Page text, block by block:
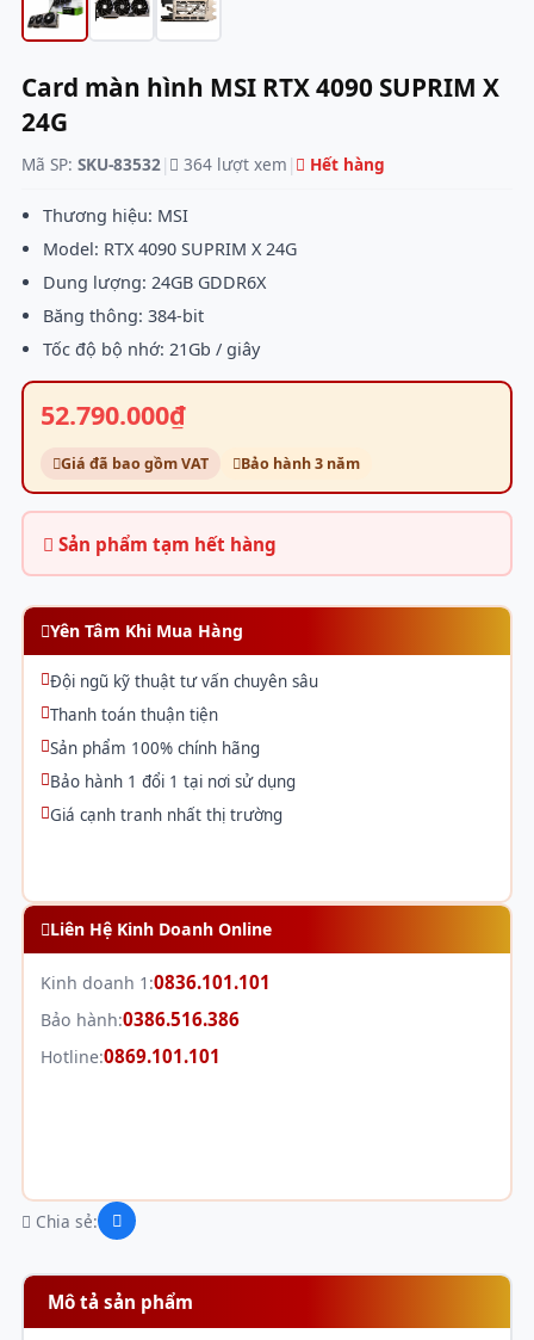
Card màn hình MSI RTX 4090 SUPRIM X
24G
Mã SP: SKU-83532| 364 lượt xem | Hết hàng
Thương hiệu: MSI
Model: RTX 4090 SUPRIM X 24G
Dung lượng: 24GB GDDR6X
Băng thông: 384-bit
Tốc độ bộ nhớ: 21Gb / giây
52.790.000₫
Giá đã bao gồm VAT Bảo hành 3 năm
Sản phẩm tạm hết hàng
Yên Tâm Khi Mua Hàng
Đội ngũ kỹ thuật tư vấn chuyên sâu
Thanh toán thuận tiện
Sản phẩm 100% chính hãng
Bảo hành 1 đổi 1 tại nơi sử dụng
Giá cạnh tranh nhất thị trường
Liên Hệ Kinh Doanh Online
Kinh doanh 1:0836.101.101
Bảo hành:0386.516.386
Hotline:0869.101.101
Chia sẻ:
Mô tả sản phẩm